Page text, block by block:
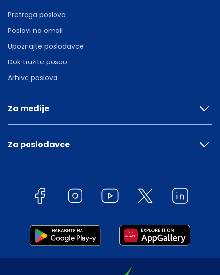
Pretraga poslova
Poslovi na email
Upoznajte poslodavce
Dok tražite posao
Arhiva poslova
Za medije
Za poslodavce